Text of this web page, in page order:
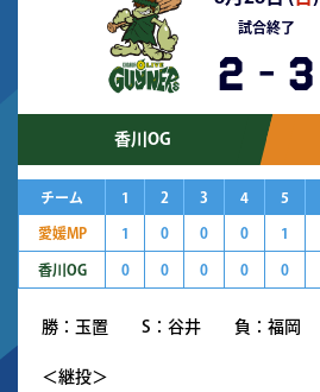
試合終了
2 - 3
香川OG
チーム 1 2 3 4 5
愛媛MP 1 0 0 0 1
香川OG 0 0 0 0 0
勝：玉置 S：谷井 負：福岡
＜継投＞